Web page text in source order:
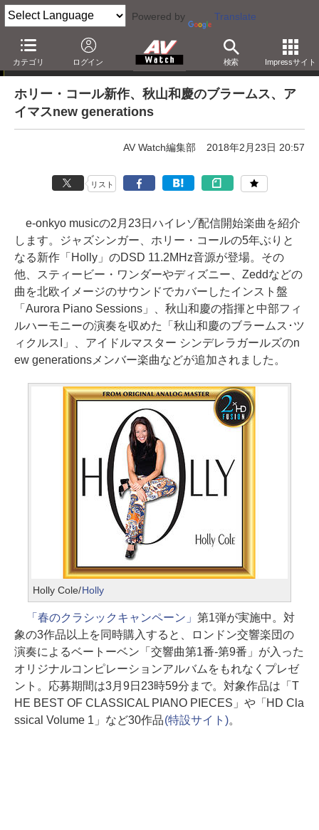
Powered by Translate
カテゴリ ログイン 検索 Impressサイト
e-onkyo musicハイレゾ配信情報
ホリー・コール新作、秋山和慶のブラームス、ア
イマスnew generations
AV Watch編集部 2018年2月23日 20:57
リスト
e-onkyo musicの2月23日ハイレゾ配信開始楽曲を紹介
します。ジャズシンガー、ホリー・コールの5年ぶりと
なる新作「Holly」のDSD 11.2MHz音源が登場。その
他、スティービー・ワンダーやディズニー、Zeddなどの
曲を北欧イメージのサウンドでカバーしたインスト盤
「Aurora Piano Sessions」、秋山和慶の指揮と中部フィ
ルハーモニーの演奏を収めた「秋山和慶のブラームス･ツ
ィクルスI」、アイドルマスター シンデレラガールズのn
ew generationsメンバー楽曲などが追加されました。
Holly Cole/Holly
「春のクラシックキャンペーン」 第1弾が実施中。対
象の3作品以上を同時購入すると、ロンドン交響楽団の
演奏によるベートーベン「交響曲第1番-第9番」が入った
オリジナルコンピレーションアルバムをもれなくプレゼ
ント。応募期間は3月9日23時59分まで。対象作品は「T
HE BEST OF CLASSICAL PIANO PIECES」や「HD Cla
ssical Volume 1」など30作品(特設サイト)。